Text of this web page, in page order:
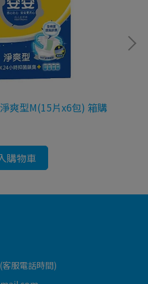
爽型M(15片x6包) 箱購
購物車
服電話時間)